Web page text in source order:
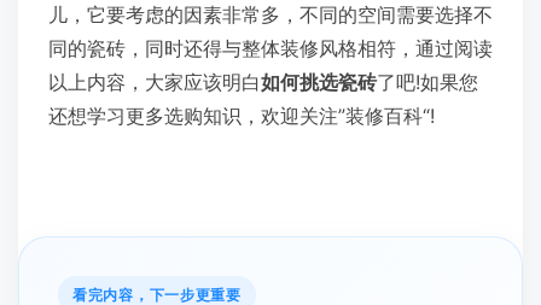
儿，它要考虑的因素非常多，不同的空间需要选择不
同的瓷砖，同时还得与整体装修风格相符，通过阅读
以上内容，大家应该明白如何挑选瓷砖了吧!如果您
还想学习更多选购知识，欢迎关注”装修百科“!
看完内容，下一步更重要